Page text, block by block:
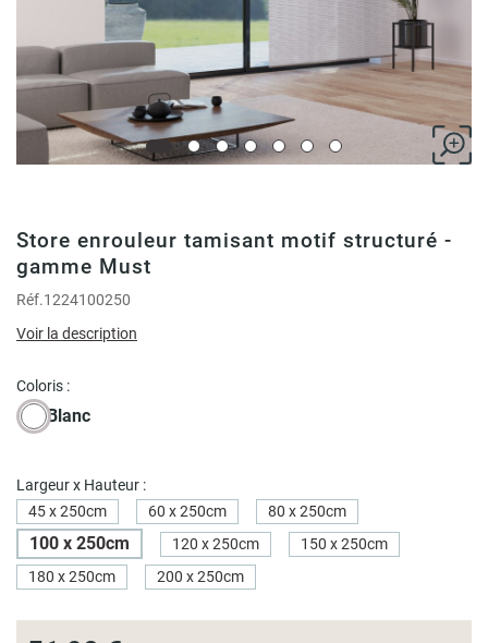
Store enrouleur tamisant motif structuré -
gamme Must
Réf.1224100250
Voir la description
Coloris :
Blanc
Largeur x Hauteur :
45 x 250cm
60 x 250cm 80 x 250cm
100 x 250cm 120 x 250cm
150 x 250cm
180 x 250cm
200 x 250cm